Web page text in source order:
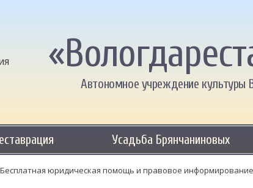
Автономное учреждение культуры
Усадьба Брянчаниновых
Бесплатная юридическая помощь и правовое